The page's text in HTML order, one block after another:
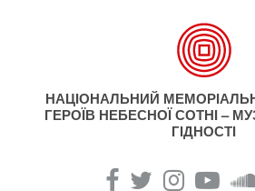
НАЦІОНАЛЬНИЙ
ГЕРОЇВ НЕБЕСНОЇ СОТНІ –
ГІДНОСТІ